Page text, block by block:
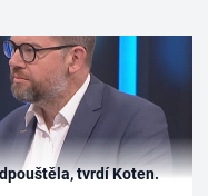
tvrdí Koten.